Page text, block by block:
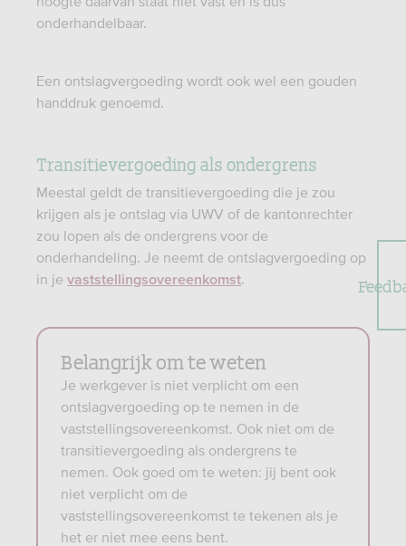
onderhandelbaar.
Een ontslagvergoeding wordt ook wel een gouden
handdruk genoemd.
Transitievergoeding als ondergrens
Meestal geldt de transitievergoeding die je zou
krijgen als je ontslag via UWV of de kantonrechter
zou lopen als de ondergrens voor de
onderhandeling. Je neemt de ontslagvergoeding op
in je vaststellingsovereenkomst.
Belangrijk om te weten
Je werkgever is niet verplicht om een
ontslagvergoeding op te nemen in de
vaststellingsovereenkomst. Ook niet om de
transitievergoeding als ondergrens te
nemen. Ook goed om te weten: jij bent ook
niet verplicht om de
vaststellingsovereenkomst te tekenen als je
het er niet mee eens bent.